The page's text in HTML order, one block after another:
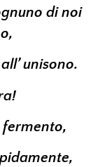
di noi
unisono.